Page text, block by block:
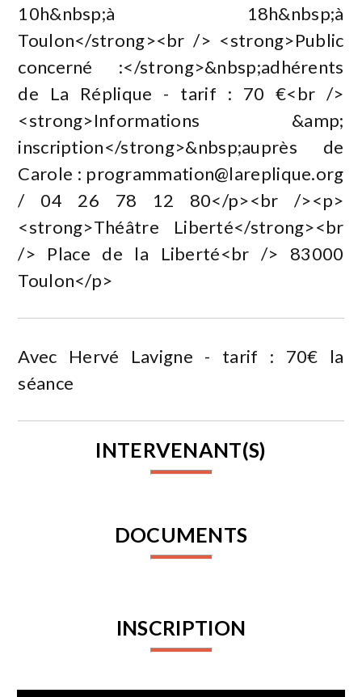
10h&nbsp;à 18h&nbsp;à
Toulon</strong><br /> <strong>Public
concerné :</strong>&nbsp;adhérents
de La Réplique - tarif : 70 €<br />
<strong>Informations &amp;
inscription</strong>&nbsp;auprès de
Carole : programmation@lareplique.org
/ 04 26 78 12 80</p><br /><p>
<strong>Théâtre Liberté</strong><br
/> Place de la Liberté<br /> 83000
Toulon</p>
Avec Hervé Lavigne - tarif : 70€ la
séance
INTERVENANT(S)
DOCUMENTS
INSCRIPTION